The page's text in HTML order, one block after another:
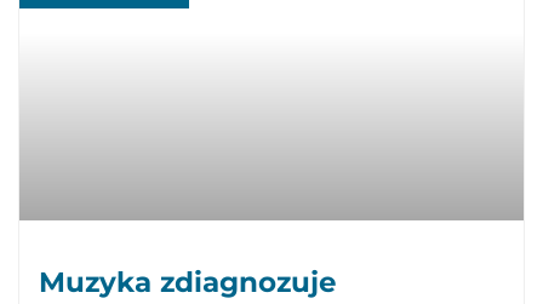
Muzyka zdiagnozuje